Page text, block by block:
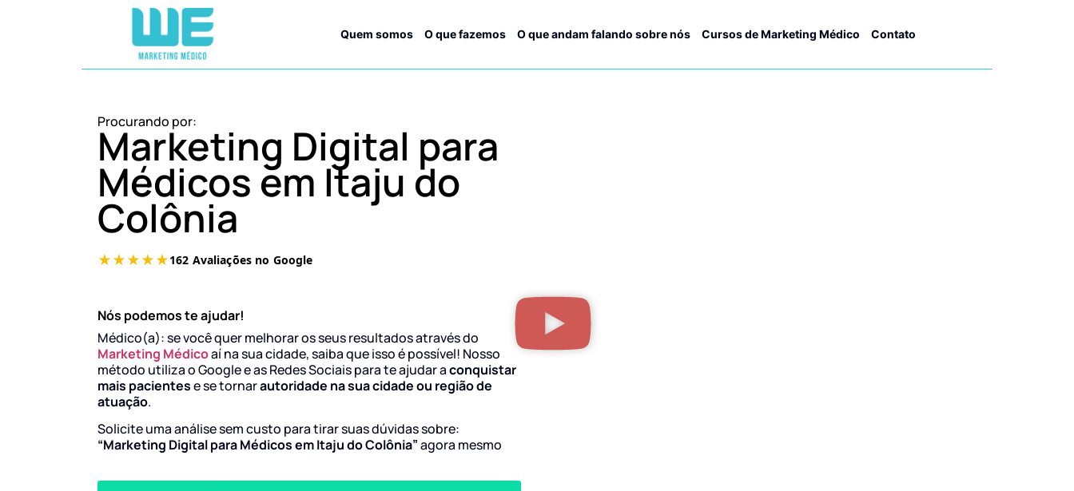
Quem somos O que fazemos O que andam falando sobre nós Cursos de Marketing Médico Contato
Procurando por:
Marketing Digital para
Médicos em Itaju do
Colônia
Nós podemos te ajudar!
Médico(a): se você quer melhorar os seus resultados através do
Marketing Médicoaí na sua cidade, saiba que isso é possível! Nosso
método utiliza o Google e as Redes Sociais para te ajudar aconquistar
mais pacientese se tornarautoridade na sua cidade ou região de
atuação.
Solicite uma análise sem custo para tirar suas dúvidas sobre:
“Marketing Digital para Médicos em Itaju do Colônia”agora mesmo